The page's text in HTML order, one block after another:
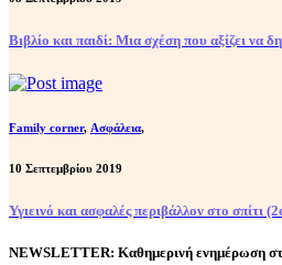
Βιβλίο και παιδί: Μια σχέση που αξίζει να
Family corner, Ασφάλεια,
10 Σεπτεμβρίου 2019
Υγιεινό και ασφαλές περιβάλλον στο σπίτι
NEWSLETTER: Καθημερινή ενημέρωση